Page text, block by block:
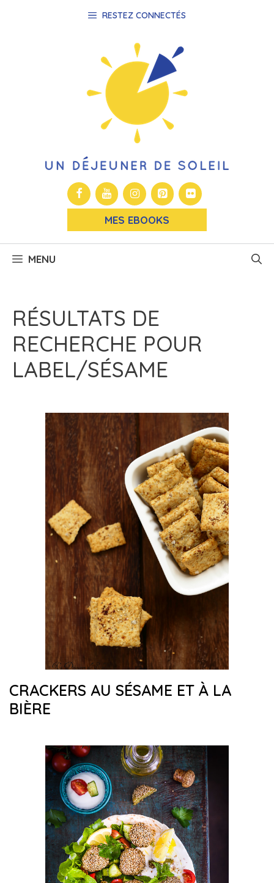
RESTEZ CONNECTÉS
MES EBOOKS
MENU
RÉSULTATS DE
RECHERCHE POUR
LABEL/SÉSAME
CRACKERS AU SÉSAME ET À LA
BIÈRE